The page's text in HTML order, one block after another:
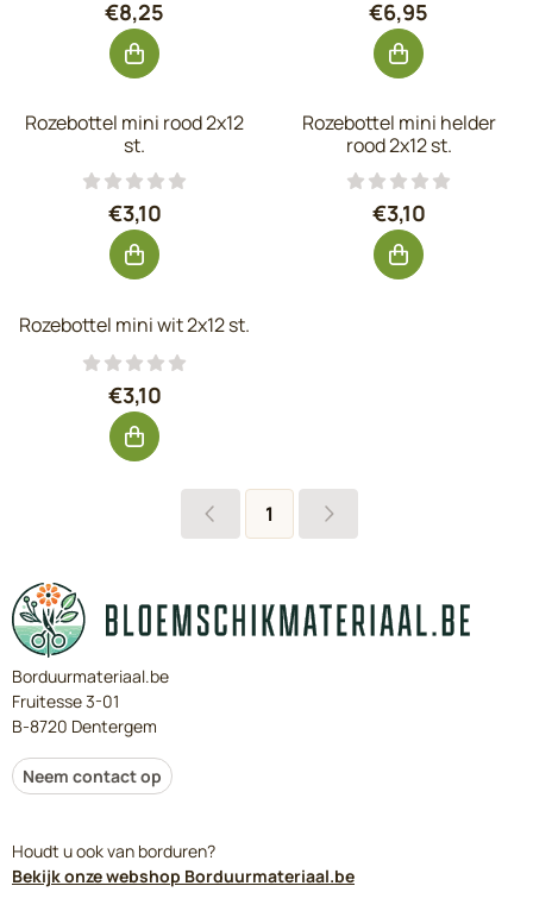
Prijs: 8,25, exclusief btw: 6,82
€8,25 Prijs: 6,95,
€6,95
Rozebottel mini rood 2x12
st.
Prijs: 3,10, exclusief btw: 2,56
€3,10
Rozebottel mini helder
rood 2x12 st.
Prijs: 3,10,
€3,10
Rozebottel mini wit 2x12 st.
Prijs: 3,10, exclusief btw: 2,56
€3,10
1
Borduurmateriaal.be
Fruitesse 3-01
B-8720 Dentergem
Neem contact op
Houdt u ook van borduren?
Bekijk onze webshop Borduurmateriaal.be